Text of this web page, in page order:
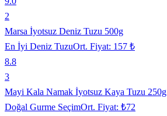
2
Marsa İyotsuz Deniz Tuzu 500g
En İyi Deniz TuzuOrt. Fiyat: 157 ₺
8.8
3
Mayi Kala Namak İyotsuz Kaya Tuzu 250g
Doğal Gurme SeçimOrt. Fiyat: ₺72